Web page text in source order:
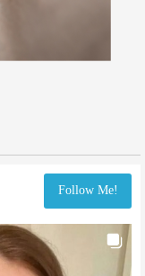
Follow Me!